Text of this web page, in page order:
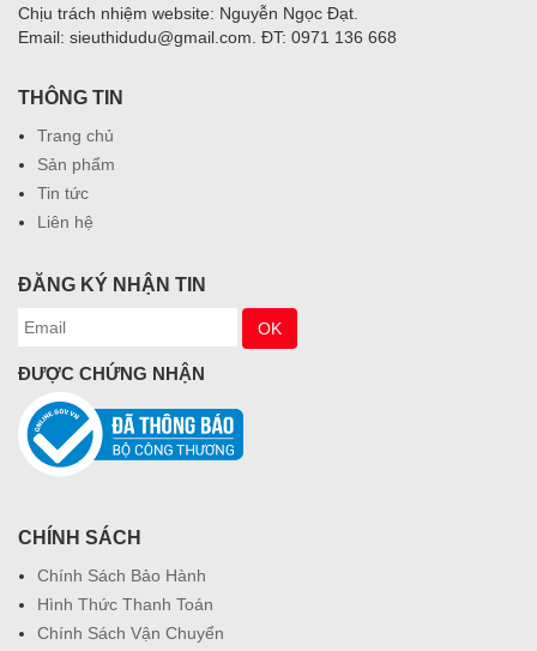
Chịu trách nhiệm website: Nguyễn Ngọc Đạt.
Email: sieuthidudu@gmail.com. ĐT: 0971 136 668
THÔNG TIN
Trang chủ
Sản phẩm
Tin tức
Liên hệ
ĐĂNG KÝ NHẬN TIN
ĐƯỢC CHỨNG NHẬN
CHÍNH SÁCH
Chính Sách Bảo Hành
Hình Thức Thanh Toán
Chính Sách Vận Chuyển